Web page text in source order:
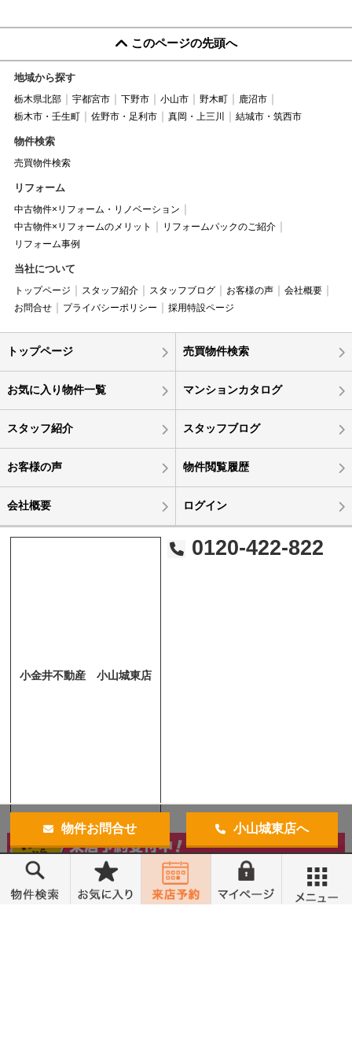
物件お問合せ 小山城東店へ
このページの先頭へ
地域から探す
栃木県北部 宇都宮市 下野市 小山市 野木町
鹿沼市
栃木市・壬生町
佐野市・足利市 真岡・上三川 結城市・筑西市
物件検索
売買物件検索
リフォーム
中古物件×リフォーム・リノベーション
中古物件×リフォームのメリット
リフォームパックのご紹介
リフォーム事例
当社について
トップページ スタッフ紹介 スタッフブログ お客様の声
会社概要
お問合せ
プライバシーポリシー 採用特設ページ
トップページ 売買物件検索
お気に入り物件一覧 マンションカタログ
スタッフ紹介 スタッフブログ
お客様の声 物件閲覧履歴
会社概要 ログイン
小金井不動産 小山城東店
0120-422-822